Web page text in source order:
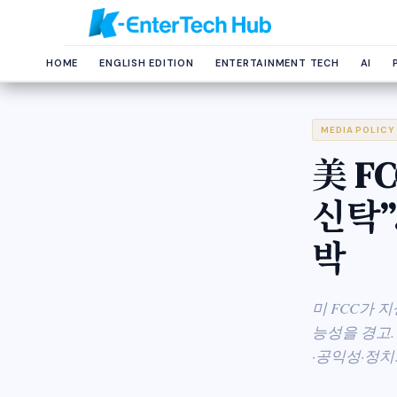
HOME ENGLISH EDITION ENTERTAINMENT TECH AI
MEDIA POLICY
美
신탁
박
미 FCC가
능성을 경고
·공익성·정